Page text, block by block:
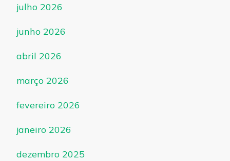
julho 2026
junho 2026
abril 2026
março 2026
fevereiro 2026
janeiro 2026
dezembro 2025